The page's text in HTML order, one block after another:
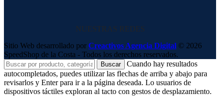
NUESTRAS REDES
Sitio Web desarrollado por Creactivos Agencia Digital © 2026
SpeedShop de la Costa - Todos los derechos reservados.
Buscar
Cuando hay resultados
autocompletados, puedes utilizar las flechas de arriba y abajo para
revisarlos y Enter para ir a la página deseada. Lo usuarios de
dispositivos táctiles exploran al tacto con gestos de desplazamiento.